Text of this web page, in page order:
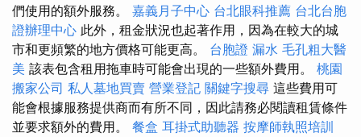
們使用的額外服務。 嘉義月子中心 台北眼科推薦 台北台胞
證辦理中心 此外，租金狀況也起著作用，因為在較大的城
市和更頻繁的地方價格可能更高。 台胞證 漏水 毛孔粗大醫
美 該表包含租用拖車時可能會出現的一些額外費用。 桃園
搬家公司 私人墓地買賣 營業登記 關鍵字搜尋 這些費用可
能會根據服務提供商而有所不同，因此請務必閱讀租賃條件
並要求額外的費用。 餐盒 耳掛式助聽器 按摩師執照培訓